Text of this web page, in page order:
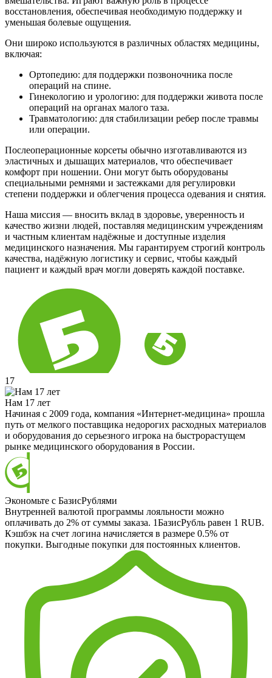
восстановления, обеспечивая необходимую поддержку и
уменьшая болевые ощущения.
Они широко используются в различных областях медицины,
включая:
Ортопедию: для поддержки позвоночника после
операций на спине.
Гинекологию и урологию: для поддержки живота после
операций на органах малого таза.
Травматологию: для стабилизации ребер после травмы
или операции.
Послеоперационные корсеты обычно изготавливаются из
эластичных и дышащих материалов, что обеспечивает
комфорт при ношении. Они могут быть оборудованы
специальными ремнями и застежками для регулировки
степени поддержки и облегчения процесса одевания и снятия.
Наша миссия — вносить вклад в здоровье, уверенность и
качество жизни людей, поставляя медицинским учреждениям
и частным клиентам надёжные и доступные изделия
медицинского назначения. Мы гарантируем строгий контроль
качества, надёжную логистику и сервис, чтобы каждый
пациент и каждый врач могли доверять каждой поставке.
17
Нам 17 лет
Начиная с 2009 года, компания «Интернет-медицина» прошла
путь от мелкого поставщика недорогих расходных материалов
и оборудования до серьезного игрока на быстрорастущем
рынке медицинского оборудования в России.
Экономьте с БазисРублями
Внутренней валютой программы лояльности можно
оплачивать до 2% от суммы заказа. 1БазисРубль равен 1 RUB.
Кэшбэк на счет логина начисляется в размере 0.5% от
покупки. Выгодные покупки для постоянных клиентов.